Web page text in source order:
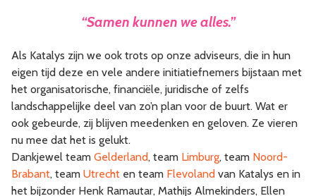
“Samen kunnen we alles.”
Als Katalys zijn we ook trots op onze adviseurs, die in hun
eigen tijd deze en vele andere initiatiefnemers bijstaan met
het organisatorische, financiële, juridische of zelfs
landschappelijke deel van zo’n plan voor de buurt. Wat er
ook gebeurde, zij blijven meedenken en geloven. Ze vieren
nu mee dat het is gelukt.
Dankjewel team Gelderland, team Limburg, team Noord-
Brabant, team Utrecht en team Flevoland van Katalys en in
het bijzonder Henk Ramautar, Mathijs Almekinders, Ellen